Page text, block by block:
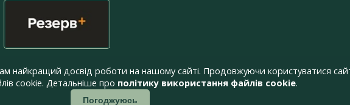
найкращий досвід роботи на нашому сайті. Продовжуючи користуватися
cookie. Детальніше про політику використання файлів cookie.
Погоджуюсь